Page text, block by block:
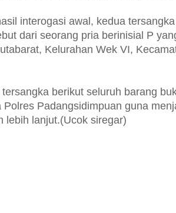
interogasi awal, kedua
dari seorang pria berinisial P
Kelurahan Wek VI,
berikut seluruh barang
Polres Padangsidimpuan guna
lebih lanjut.(Ucok siregar)